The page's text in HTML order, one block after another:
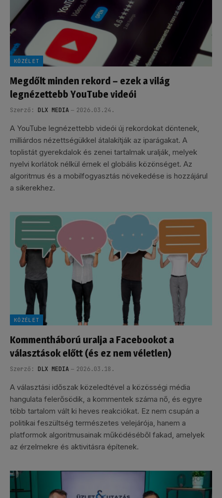
KÖZÉLET
Megdőlt minden rekord – ezek a világ
legnézettebb YouTube videói
Szerző: DLX MEDIA 2026.03.24.
A YouTube legnézettebb videói új rekordokat döntenek,
milliárdos nézettségükkel átalakítják az iparágakat. A
toplistát gyerekdalok és zenei tartalmak uralják, melyek
nyelvi korlátok nélkül érnek el globális közönséget. Az
algoritmus és a mobilfogyasztás növekedése is hozzájárul
a sikerekhez.
KÖZÉLET
Kommentháború uralja a Facebookot a
választások előtt (és ez nem véletlen)
Szerző: DLX MEDIA 2026.03.18.
A választási időszak közeledtével a közösségi média
hangulata felerősödik, a kommentek száma nő, és egyre
több tartalom vált ki heves reakciókat. Ez nem csupán a
politikai feszültség természetes velejárója, hanem a
platformok algoritmusainak működéséből fakad, amelyek
az érzelmekre és aktivitásra építenek.